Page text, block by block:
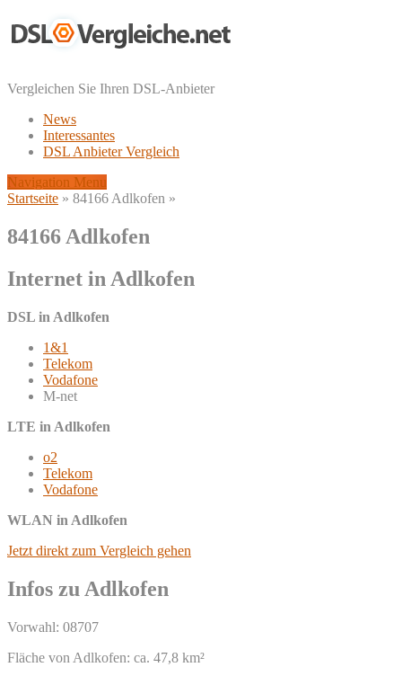
Vergleichen Sie Ihren DSL-Anbieter
News
Interessantes
DSL Anbieter Vergleich
Navigation Menu
Startseite » 84166 Adlkofen »
84166 Adlkofen
Internet in Adlkofen
DSL in Adlkofen
1&1
Telekom
Vodafone
M-net
LTE in Adlkofen
o2
Telekom
Vodafone
WLAN in Adlkofen
Jetzt direkt zum Vergleich gehen
Infos zu Adlkofen
Vorwahl: 08707
Fläche von Adlkofen: ca. 47,8 km²